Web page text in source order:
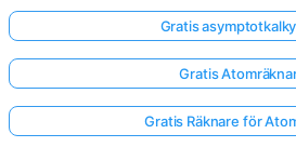
Gratis
Gratis
Gratis Räknare för